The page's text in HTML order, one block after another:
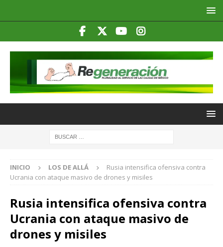
INICIO LOS DE ALLÁ
Rusia intensifica ofensiva contra
Ucrania con ataque masivo de drones y misiles
Rusia intensifica ofensiva contra
Ucrania con ataque masivo de
drones y misiles